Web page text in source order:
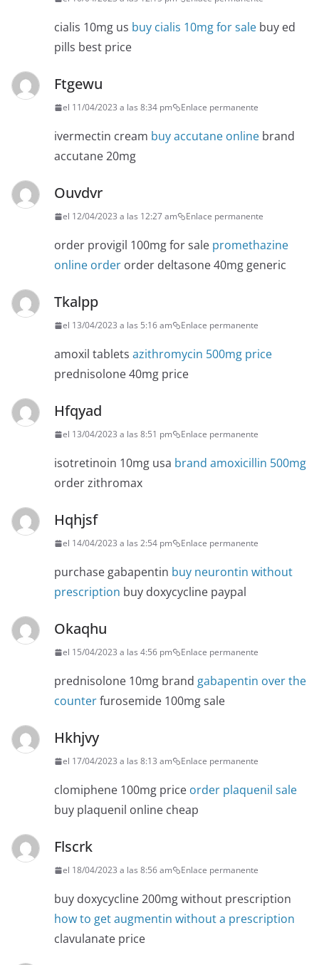
cialis 10mg us buy cialis 10mg for sale buy ed
pills best price
Ftgewu
el 11/04/2023 a las 8:34 pm Enlace permanente
ivermectin cream buy accutane online brand
accutane 20mg
Ouvdvr
el 12/04/2023 a las 12:27 am Enlace permanente
order provigil 100mg for sale promethazine
online order order deltasone 40mg generic
Tkalpp
el 13/04/2023 a las 5:16 am Enlace permanente
amoxil tablets azithromycin 500mg price
prednisolone 40mg price
Hfqyad
el 13/04/2023 a las 8:51 pm Enlace permanente
isotretinoin 10mg usa brand amoxicillin 500mg
order zithromax
Hqhjsf
el 14/04/2023 a las 2:54 pm Enlace permanente
purchase gabapentin buy neurontin without
prescription buy doxycycline paypal
Okaqhu
el 15/04/2023 a las 4:56 pm Enlace permanente
prednisolone 10mg brand gabapentin over the
counterfurosemide 100mg sale
Hkhjvy
el 17/04/2023 a las 8:13 am Enlace permanente
clomiphene 100mg price order plaquenil sale
buy plaquenil online cheap
Flscrk
el 18/04/2023 a las 8:56 am Enlace permanente
buy doxycycline 200mg without prescription
how to get augmentin without a prescription
clavulanate price